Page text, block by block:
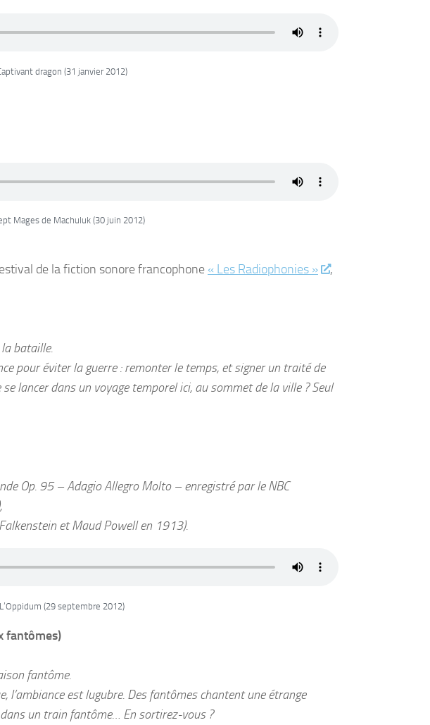
dragon (31 janvier 2012)
Mages de Machuluk (30 juin 2012)
de la fiction sonore francophone« Les Radiophonies »
,
la bataille.
pour éviter la guerre : remonter le temps, et signer un traité de
lancer dans un voyage temporel ici, au sommet de la ville ? Seul
Op. 95 – Adagio Allegro Molto – enregistré par le NBC
et Maud Powell en 1913).
(29 septembre 2012)
fantômes)
fantôme.
l’ambiance est lugubre. Des fantômes chantent une étrange
un train fantôme… En sortirez-vous ?